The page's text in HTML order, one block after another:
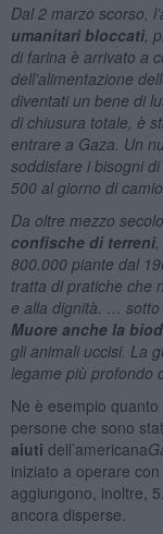
Dal 2 marzo scorso,
umanitari bloccati,
di farina è arrivato a
dell’alimentazione
diventati un bene di
di chiusura totale, è
entrare a Gaza. Un
soddisfare i bisogni
500 al giorno di
Da oltre mezzo secolo
confische di terreni,
800.000 piante dal
tratta di pratiche che
e alla dignità. … sotto
Muore anche la
gli animali uccisi. La
legame più profondo
Ne è esempio
persone che sono
aiuti dell’americana
iniziato a operare
aggiungono, inoltre,
ancora disperse.